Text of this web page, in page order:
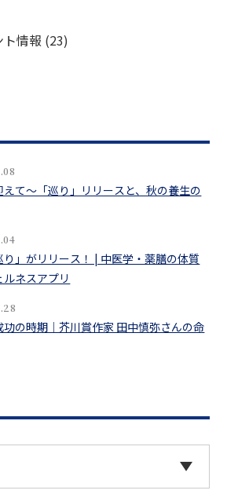
情報 (23)
えて〜「巡り」リリースと、秋の養生の
り」がリリース！ | 中医学・薬膳の体質
ネスアプリ
功の時期｜芥川賞作家 田中慎弥さんの命